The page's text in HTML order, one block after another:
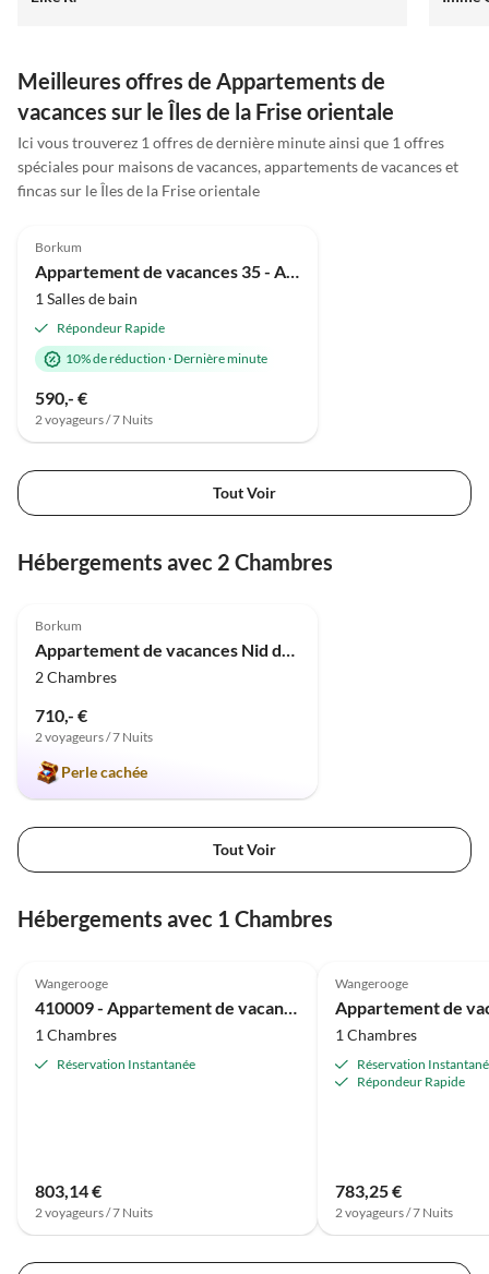
Meilleures offres de Appartements de
vacances sur le Îles de la Frise orientale
Ici vous trouverez 1 offres de dernière minute ainsi que 1 offres
spéciales pour maisons de vacances, appartements de vacances et
fincas sur le Îles de la Frise orientale
Borkum
Appartement de vacances 35 - Appartement avec vue sur la mer - Balcon Est - Maison Seeblick
1 Salles de bain
Répondeur Rapide
10% de réduction · Dernière minute
590,- €
2 voyageurs / 7 Nuits
Tout Voir
Hébergements avec 2 Chambres
Borkum
Appartement de vacances Nid de Mouette I Appartement 16
2 Chambres
710,- €
2 voyageurs / 7 Nuits
Perle cachée
Tout Voir
Hébergements avec 1 Chambres
Wangerooge
1 Chambres
Réservation Instantanée
803,14 €
2 voyageurs / 7 Nuits
Wangerooge
1 Chambres
Réservation
Répondeur Rapide
783,25 €
2 voyageurs / 7 Nuits